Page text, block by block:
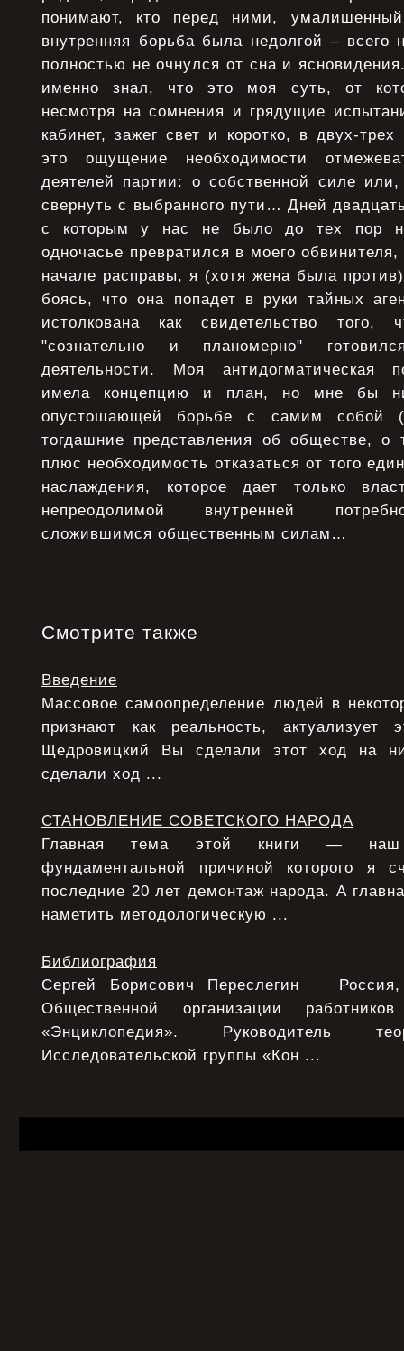
понимают, кто перед ними,
внутренняя борьба была недолгой – всего
полностью не очнулся от сна и
именно знал, что это моя суть, от
несмотря на сомнения и грядущие
кабинет, зажег свет и коротко, в двух-
это ощущение необходимости
деятелей партии: о собственной силе
свернуть с выбранного пути… Дней
с которым у нас не было до тех пор
одночасье превратился в моего
начале расправы, я (хотя жена была
боясь, что она попадет в руки тайных
истолкована как свидетельство того,
"сознательно и планомерно"
деятельности. Моя антидогматическая
имела концепцию и план, но мне бы
опустошающей борьбе с самим
тогдашние представления об обществе, о
плюс необходимость отказаться от того
наслаждения, которое дает только
непреодолимой внутренней
сложившимся общественным силам…
Смотрите также
Введение
Массовое самоопределение людей в
признают как реальность,
Щедровицкий Вы сделали этот ход на
сделали ход ...
СТАНОВЛЕНИЕ СОВЕТСКОГО НАРОДА
Главная тема этой книги — наш
фундаментальной причиной которого я
последние 20 лет демонтаж народа. А
наметить методологическую ...
Библиография
Сергей Борисович Переслегин Россия,
Общественной организации
«Энциклопедия». Руководитель
Исследовательской группы «Кон ...